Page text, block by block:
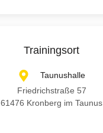
Trainingsort
Taunushalle
Friedrichstraße 57
61476 Kronberg im Taunus